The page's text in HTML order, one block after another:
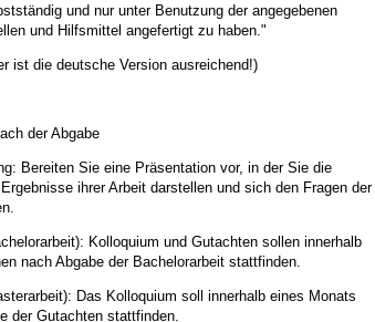
und nur unter Benutzung der angegebenen
und Hilfsmittel angefertigt zu haben."
ist die deutsche Version ausreichend!)
der Abgabe
Bereiten Sie eine Präsentation vor, in der Sie die
ihrer Arbeit darstellen und sich den Fragen der
Kolloquium und Gutachten sollen innerhalb
nach Abgabe der Bachelorarbeit stattfinden.
Das Kolloquium soll innerhalb eines Monats
der Gutachten stattfinden.